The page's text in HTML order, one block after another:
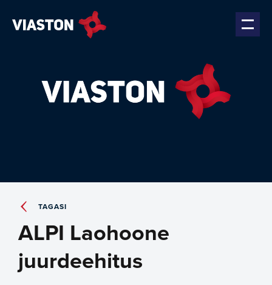
ALPI Laohoone
juurdeehitus
TAGASI